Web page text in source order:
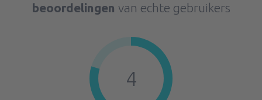
beoordelingen van echte gebruikers
4